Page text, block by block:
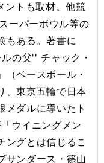
ントも取材。他競
ーパーボウル等の
もある。著書に
の父'' チャック・
（ベースボール・
、東京五輪で日本
メダルに導いたト
ウイニングメン
グとは信じるこ
サンダース・ 篠山